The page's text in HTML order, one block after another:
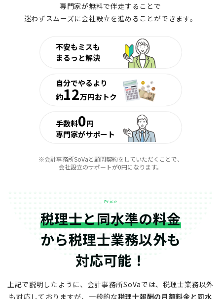
専門家が無料で伴走することで
迷わずスムーズに会社設立を進めることができます。
不安もミスも
まるっと解決
自分でやるより
約12万円おトク
手数料0円
専門家がサポート
※会計事務所SoVaと顧問契約をしていただくことで、
会社設立のサポートが0円になります。
Price
税理士と同水準の料金
から税理士業務以外も
対応可能！
上記で説明したように、会計事務所SoVaでは、税理士業務以外
も対応しておりますが、 一般的な税理士報酬の月額料金と同水